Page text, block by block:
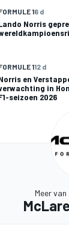
16 d
Norris
112 d
en
in
seizoen 2026
Meer van